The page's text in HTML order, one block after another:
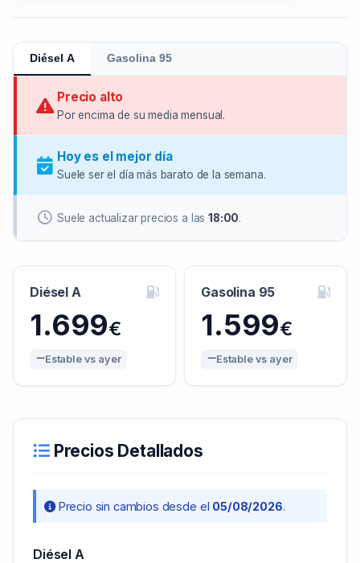
Diésel A Gasolina 95
Precio alto
Por encima de su media mensual.
Hoy es el mejor día
Suele ser el día más barato de la semana.
Suele actualizar precios a las18:00.
Diésel A
1.699€
Estable vs ayer
Gasolina 95
1.599€
Estable vs ayer
Precios Detallados
Precio sin cambios desde el 05/08/2026.
Diésel A